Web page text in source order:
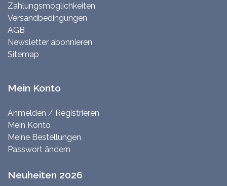
Zahlungsmöglichkeiten
Versandbedingungen
AGB
Newsletter abonnieren
Sitemap
Mein Konto
Anmelden / Registrieren
Mein Konto
Meine Bestellungen
Passwort ändern
Neuheiten 2026